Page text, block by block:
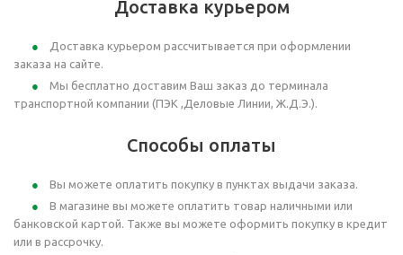
Доставка курьером
Доставка курьером рассчитывается при оформлении
заказа на сайте.
Мы бесплатно доставим Ваш заказ до терминала
транспортной компании (ПЭК ,Деловые Линии, Ж.Д.Э.).
Способы оплаты
Вы можете оплатить покупку в пунктах выдачи заказа.
В магазине вы можете оплатить товар наличными или
банковской картой. Также вы можете оформить покупку в кредит
или в рассрочку.